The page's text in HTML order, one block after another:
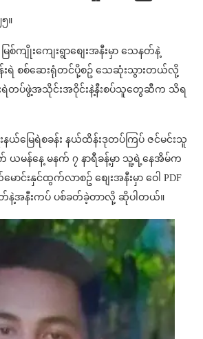
။
ြစ်ကျိုးကျေးရွာစျေးအနီးမှာ သေနတ်နဲ့
ရဲ စစ်ဆေးရုံတင်ပို့စဥ် သေဆုံးသွားတယ်လို့
းရဲတပ်ဖွဲ့အသိုင်းအဝိုင်းနဲ့နီးစပ်သူတွေဆီက သိရ
ယ်မြေရဲစခန်း နယ်ထိန်းဒုတပ်ကြပ် ဇင်မင်းသူ
ရက် ယမန်နေ့ မနက် ၇ နာရီခန့်မှာ သူ့ရဲ့နေအိမ်က
င်းနှင်ထွက်လာစဥ် စျေးအနီးမှာ ဝေါ PDF
နဲ့အနီးကပ် ပစ်ခတ်ခဲ့တာလို့ ဆိုပါတယ်။